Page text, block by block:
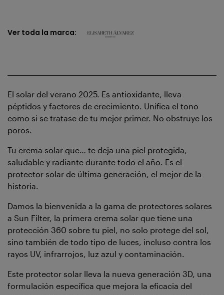
Ver toda la marca:
El solar del verano 2025. Es antioxidante, lleva
péptidos y factores de crecimiento. Unifica el tono
como si se tratase de tu mejor primer. No obstruye los
poros.
Tu crema solar que… te deja una piel protegida,
saludable y radiante durante todo el año. Es el
protector solar de última generación, el mejor de la
historia.
Damos la bienvenida a la gama de protectores solares
a Sun Filter, la primera crema solar que tiene una
protección 360 sobre tu piel, no solo protege del sol,
sino también de todo tipo de luces, incluso contra los
rayos UV, infrarrojos, luz azul y contaminación.
Este protector solar lleva la nueva generación 3D, una
formulación específica que mejora la eficacia del